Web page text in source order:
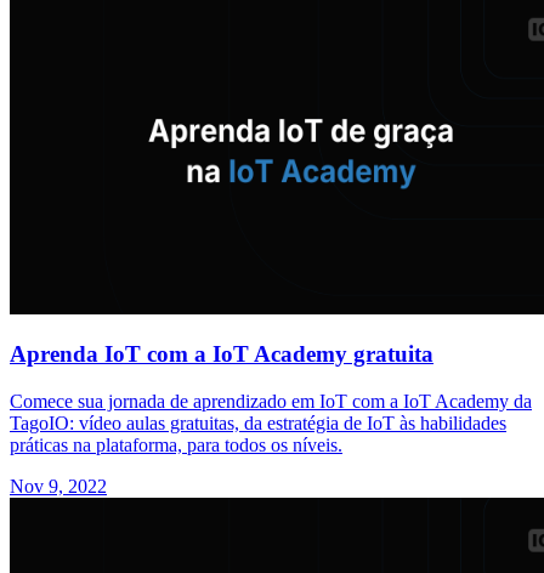
Aprenda IoT com a IoT Academy gratuita
Comece sua jornada de aprendizado em IoT com a IoT Academy da
TagoIO: vídeo aulas gratuitas, da estratégia de IoT às habilidades
práticas na plataforma, para todos os níveis.
Nov 9, 2022